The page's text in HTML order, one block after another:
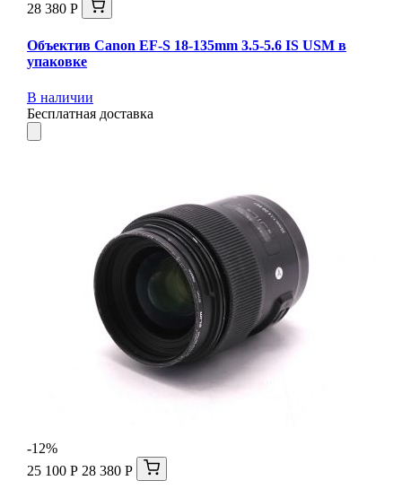
28 380 Р
Объектив Canon EF-S 18-135mm 3.5-5.6 IS USM в
упаковке
В наличии
Бесплатная доставка
-12%
25 100 Р 28 380 Р